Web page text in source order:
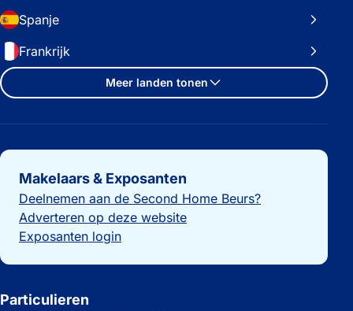
Spanje
Frankrijk
Meer landen tonen
Belangrijke links
Makelaars & Exposanten
Deelnemen aan de Second Home Beurs?
Adverteren op deze website
Exposanten login
Particulieren